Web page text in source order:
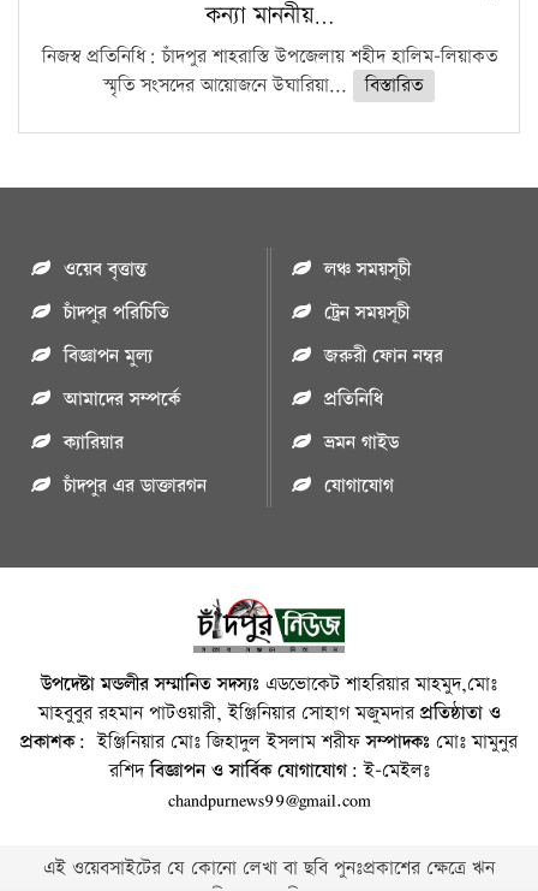
কন্যা মাননীয়…
নিজস্ব প্রতিনিধি: চাঁদপুর শাহরাস্তি উপজেলায় শহীদ হালিম-লিয়াকত
স্মৃতি সংসদের আয়োজনে উঘারিয়া...
বিস্তারিত
ওয়েব বৃত্তান্ত
চাঁদপুর পরিচিতি
বিজ্ঞাপন মুল্য
আমাদের সম্পর্কে
ক্যারিয়ার
চাঁদপুর এর ডাক্তারগন
লঞ্চ সময়সূচী
ট্রেন সময়সূচী
জরুরী ফোন নম্বর
প্রতিনিধি
ভ্রমন গাইড
যোগাযোগ
উপদেষ্টা মন্ডলীর সম্মানিত সদস্যঃ এডভোকেট শাহরিয়ার মাহমুদ,মোঃ
মাহবুবুর রহমান পাটওয়ারী, ইঞ্জিনিয়ার সোহাগ মজুমদারপ্রতিষ্ঠাতা ও
প্রকাশক: ইঞ্জিনিয়ার মোঃ জিহাদুল ইসলাম শরীফসম্পাদকঃ মোঃ মামুনুর
রশিদবিজ্ঞাপন ও সার্বিক যোগাযোগ: ই-মেইলঃ
chandpurnews99@gmail.com
এই ওয়েবসাইটের যে কোনো লেখা বা ছবি পুনঃপ্রকাশের ক্ষেত্রে ঋন